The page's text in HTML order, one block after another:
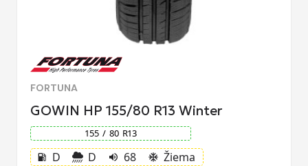
FORTUNA
GOWIN HP 155/80 R13 Winter
155 / 80 R13
local_gas_station D D volume_up 68 ac_unit Žiema